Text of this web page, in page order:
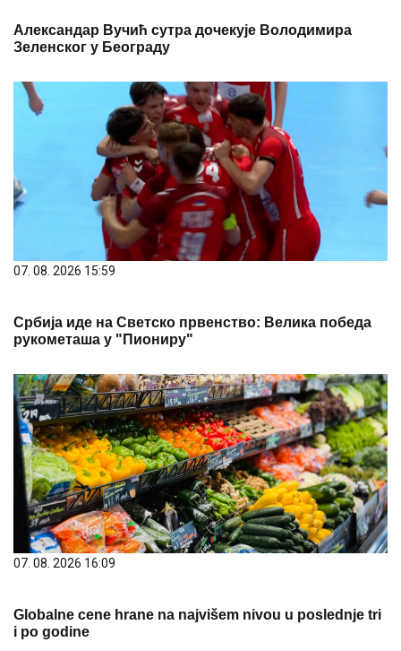
Александар Вучић сутра дочекује Володимира
Зеленског у Београду
07. 08. 2026 15:59
Србија иде на Светско првенство: Велика победа
рукометаша у "Пиониру"
07. 08. 2026 16:09
Globalne cene hrane na najvišem nivou u poslednje tri
i po godine